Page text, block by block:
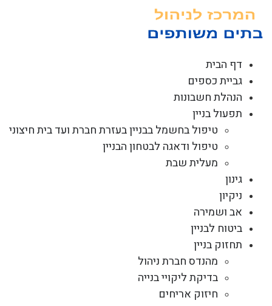
דף הבית
גביית כספים
הנהלת חשבונות
תפעול בניין
טיפול בחשמל בבניין בעזרת חברת ועד בית חיצוני
טיפול ודאגה לבטחון הבניין
מעלית שבת
גינון
ניקיון
אב ושמירה
ביטוח לבניין
תחזוק בניין
מהנדס חברת ניהול
בדיקת ליקויי בנייה
חיזוק אריחים